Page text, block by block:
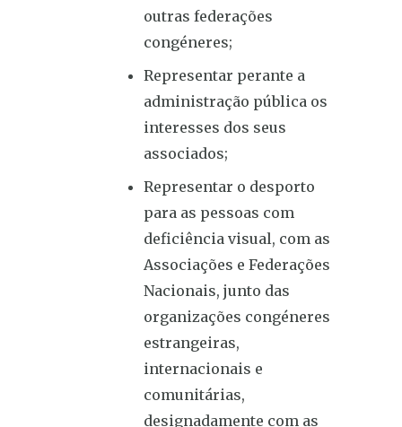
outras federações
congéneres;
Representar perante a
administração pública os
interesses dos seus
associados;
Representar o desporto
para as pessoas com
deficiência visual, com as
Associações e Federações
Nacionais, junto das
organizações congéneres
estrangeiras,
internacionais e
comunitárias,
designadamente com as